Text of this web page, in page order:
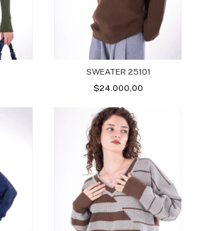
SWEATER 25101
$24.000,00